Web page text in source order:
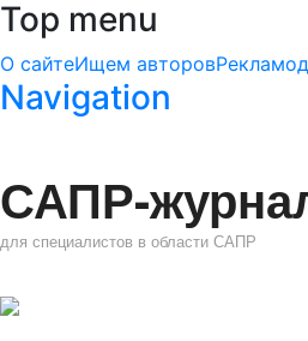
Top menu
О сайтеИщем авторов
Navigation
САПР-
для специалистов в области САПР